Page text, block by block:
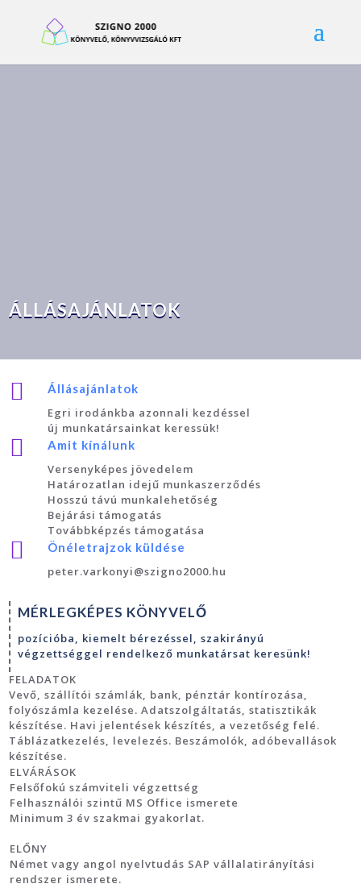
ÁLLÁSAJÁNLATOK

Állásajánlatok
Egri irodánkba azonnali kezdéssel
új munkatársainkat keressük!

Amit kínálunk
Versenyképes jövedelem
Határozatlan idejű munkaszerződés
Hosszú távú munkalehetőség
Bejárási támogatás
Továbbképzés támogatása

Önéletrajzok küldése
peter.varkonyi@szigno2000.hu
MÉRLEGKÉPES KÖNYVELŐ
pozícióba, kiemelt bérezéssel, szakirányú
végzettséggel rendelkező munkatársat keresünk!
FELADATOK
Vevő, szállítói számlák, bank, pénztár kontírozása,
folyószámla kezelése. Adatszolgáltatás, statisztikák
készítése. Havi jelentések készítés, a vezetőség felé.
Táblázatkezelés, levelezés. Beszámolók, adóbevallások
készítése.
ELVÁRÁSOK
Felsőfokú számviteli végzettség
Felhasználói szintű MS Office ismerete
Minimum 3 év szakmai gyakorlat.
ELŐNY
Német vagy angol nyelvtudás SAP vállalatirányítási
rendszer ismerete.